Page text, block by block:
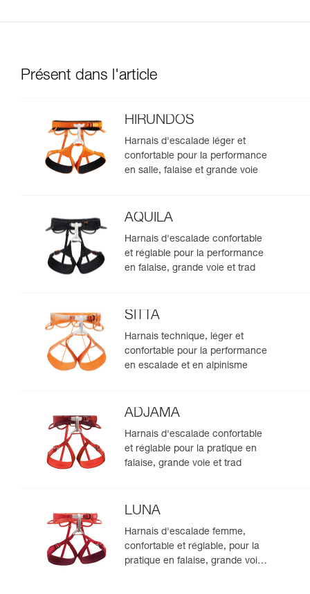
Présent dans l'article
HIRUNDOS
Harnais d'escalade léger et
confortable pour la performance
en salle, falaise et grande voie
AQUILA
Harnais d'escalade confortable
et réglable pour la performance
en falaise, grande voie et trad
SITTA
Harnais technique, léger et
confortable pour la performance
en escalade et en alpinisme
ADJAMA
Harnais d'escalade confortable
et réglable pour la pratique en
falaise, grande voie et trad
LUNA
Harnais d'escalade femme,
confortable et réglable, pour la
pratique en falaise, grande voie